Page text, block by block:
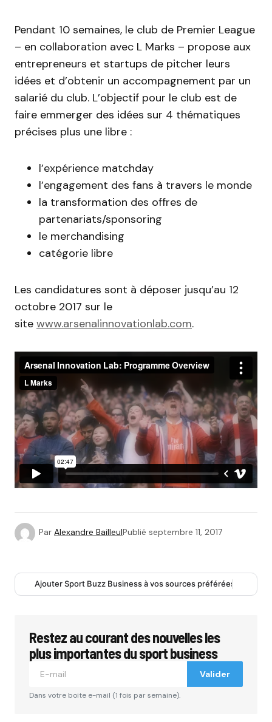
Pendant 10 semaines, le club de Premier League
– en collaboration avec L Marks – propose aux
entrepreneurs et startups de pitcher leurs
idées et d’obtenir un accompagnement par un
salarié du club. L’objectif pour le club est de
faire emmerger des idées sur 4 thématiques
précises plus une libre :
l’expérience matchday
l’engagement des fans à travers le monde
la transformation des offres de
partenariats/sponsoring
le merchandising
catégorie libre
Les candidatures sont à déposer jusqu’au 12
octobre 2017 sur le
site www.arsenalinnovationlab.com.
Par Alexandre BailleulPublié septembre 11, 2017
Ajouter Sport Buzz Business à vos sources préférées
Restez au courant des nouvelles les
plus importantes du sport business
Valider
Dans votre boite e-mail (1 fois par semaine).